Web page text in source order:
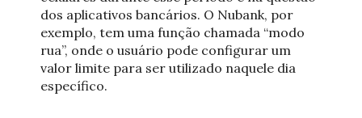
dos aplicativos bancários. O Nubank, por
exemplo, tem uma função chamada “modo
rua”, onde o usuário pode configurar um
valor limite para ser utilizado naquele dia
específico.